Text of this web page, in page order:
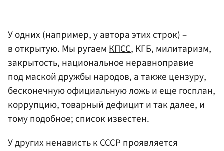
У одних (например, у автора этих строк) –
в открытую. Мы ругаемКПСС, КГБ, милитаризм,
закрытость, национальное неравноправие
под маской дружбы народов, а также цензуру,
бесконечную официальную ложь и еще госплан,
коррупцию, товарный дефицит и так далее, и
тому подобное; список известен.
У других ненависть к СССР проявляется